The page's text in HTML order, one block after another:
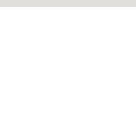
אמריקה